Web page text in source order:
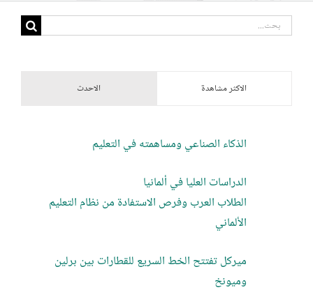
البحث
الاكثر مشاهدة الاحدث
الذكاء الصناعي ومساهمته في التعليم
الدراسات العليا في ألمانيا
الطلاب العرب وفرص الاستفادة من نظام التعليم
الألماني
ميركل تفتتح الخط السريع للقطارات بين برلين
وميونخ